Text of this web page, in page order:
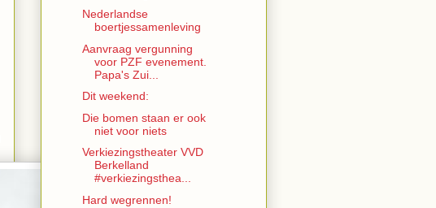
Nederlandse
boertjessamenleving
Aanvraag vergunning
voor PZF evenement.
Papa's Zui...
Dit weekend:
Die bomen staan er ook
niet voor niets
Verkiezingstheater VVD
Berkelland
#verkiezingsthea...
Hard wegrennen!